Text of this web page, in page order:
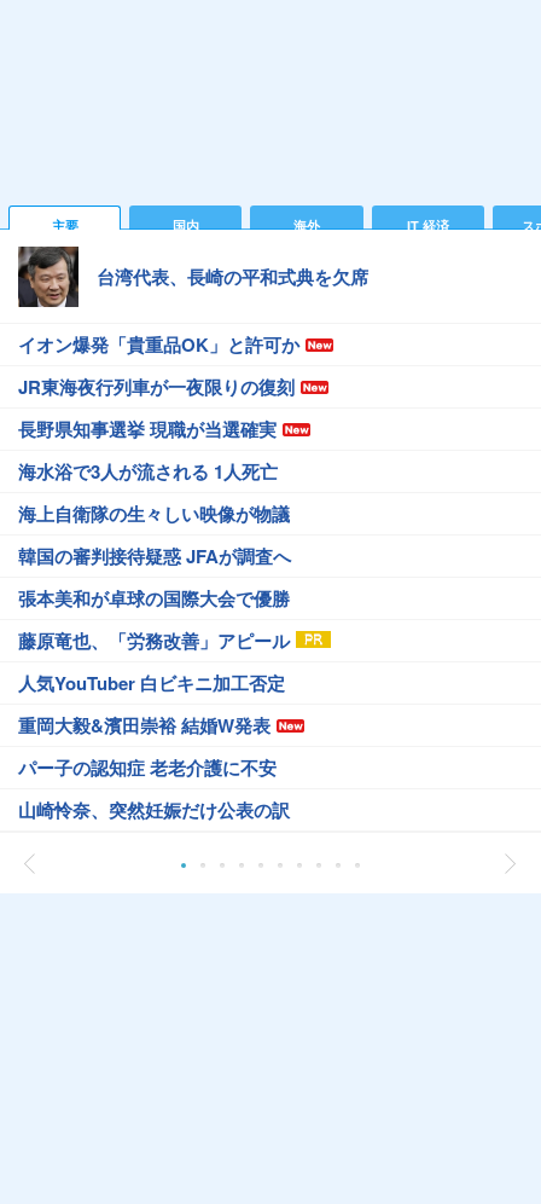
主要 国内 海外 IT 経済 ス
台湾代表、長崎の平和式典を欠席
イオン爆発「貴重品OK」と許可か
JR東海夜行列車が一夜限りの復刻
長野県知事選挙 現職が当選確実
海水浴で3人が流される 1人死亡
海上自衛隊の生々しい映像が物議
韓国の審判接待疑惑 JFAが調査へ
張本美和が卓球の国際大会で優勝
藤原竜也、「労務改善」アピール
人気YouTuber 白ビキニ加工否定
重岡大毅&濱田崇裕 結婚W発表
パー子の認知症 老老介護に不安
山崎怜奈、突然妊娠だけ公表の訳